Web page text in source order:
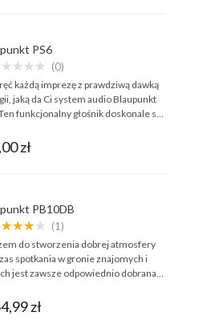
PS6
(0)
każdą imprezę z prawdziwą dawką
jaką da Ci system audio Blaupunkt
funkcjonalny głośnik doskonale s…
zł
PB10DB
(1)
do stworzenia dobrej atmosfery
spotkania w gronie znajomych i
jest zawsze odpowiednio dobrana…
zł